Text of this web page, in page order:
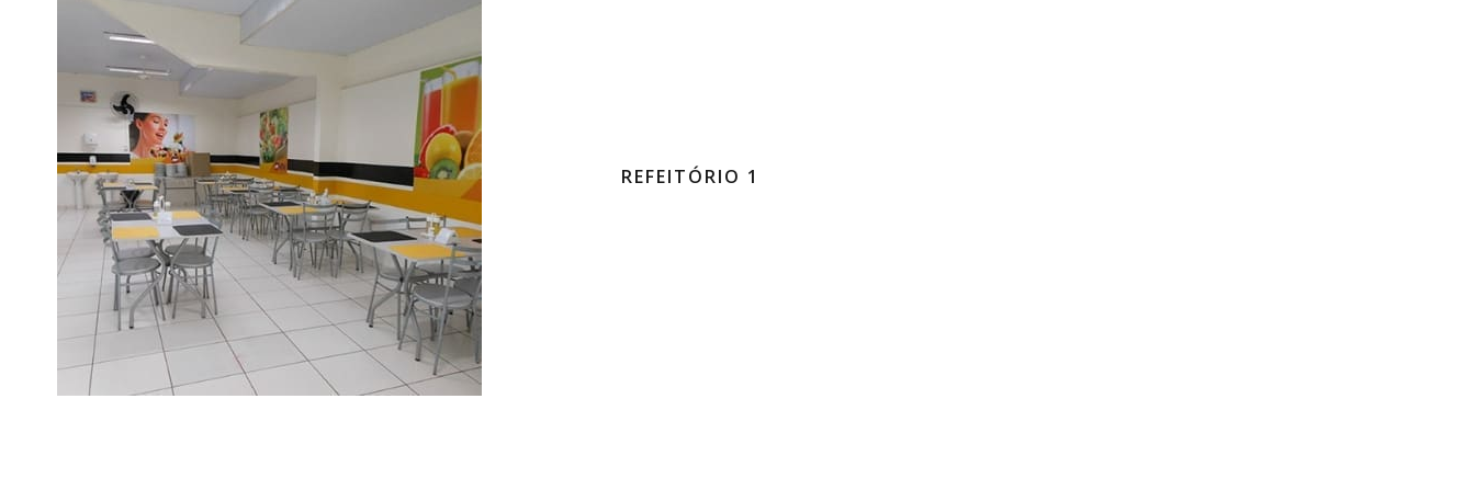
REFEITÓRIO 1